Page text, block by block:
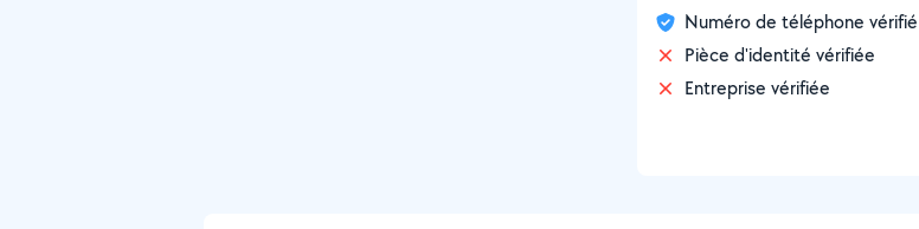
Numéro de téléphone vérifié
Pièce d'identité vérifiée
Entreprise vérifiée